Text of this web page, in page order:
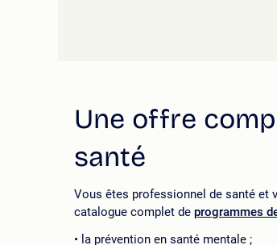
Une offre
santé
Vous êtes professionnel de santé et
catalogue complet de programmes
la prévention en santé mentale ;